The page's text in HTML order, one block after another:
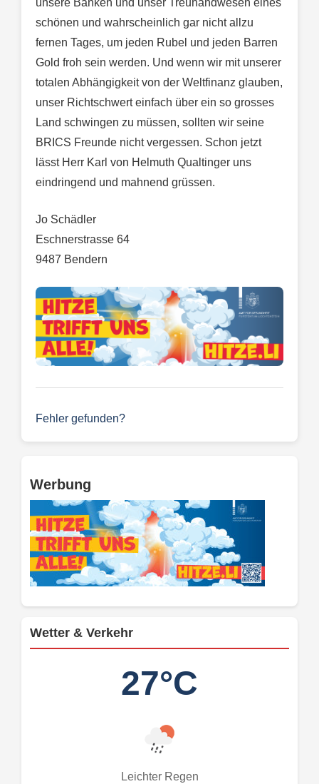
unsere Banken und unser Treuhandwesen eines
schönen und wahrscheinlich gar nicht allzu
fernen Tages, um jeden Rubel und jeden Barren
Gold froh sein werden. Und wenn wir mit unserer
totalen Abhängigkeit von der Weltfinanz glauben,
unser Richtschwert einfach über ein so grosses
Land schwingen zu müssen, sollten wir seine
BRICS Freunde nicht vergessen. Schon jetzt
lässt Herr Karl von Helmuth Qualtinger uns
eindringend und mahnend grüssen.
Jo Schädler
Eschnerstrasse 64
9487 Bendern
Fehler gefunden?
Werbung
Wetter & Verkehr
27°C
Leichter Regen